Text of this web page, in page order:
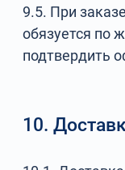
9.5. При
обязуется по
подтвердить
10.